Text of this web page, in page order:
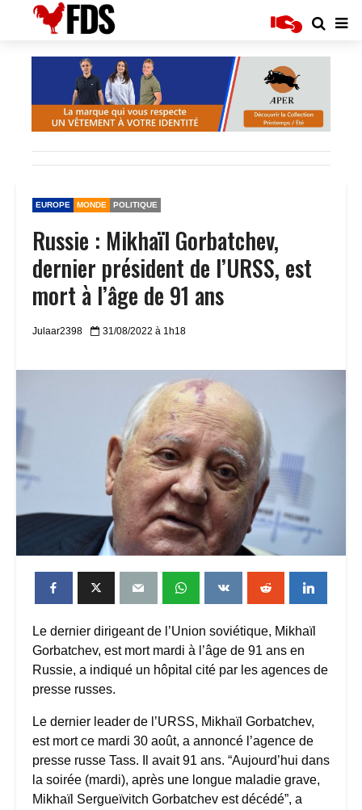
EUROPE MONDE POLITIQUE
Russie : Mikhaïl Gorbatchev,
dernier président de l’URSS, est
mort à l’âge de 91 ans
Julaar2398 31/08/2022 à 1h18
Le dernier dirigeant de l’Union soviétique, Mikhaïl
Gorbatchev, est mort mardi à l’âge de 91 ans en
Russie, a indiqué un hôpital cité par les agences de
presse russes.
Le dernier leader de l’URSS, Mikhaïl Gorbatchev,
est mort ce mardi 30 août, a annoncé l’agence de
presse russe Tass. Il avait 91 ans. “Aujourd’hui dans
la soirée (mardi), après une longue maladie grave,
Mikhaïl Sergueïvitch Gorbatchev est décédé”, a